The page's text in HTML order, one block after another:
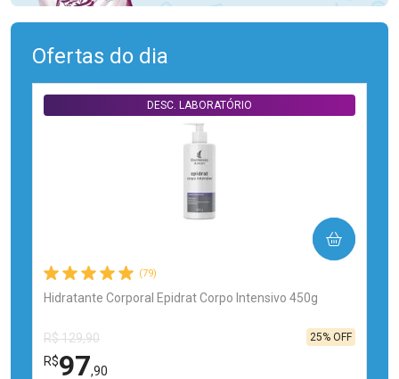
Ofertas do dia
(79)
Hidratante Corporal Epidrat Corpo Intensivo 450g
DESC. LABORATÓRIO
R$ 129,90
R$97,90
25% OFF
COMPRAR